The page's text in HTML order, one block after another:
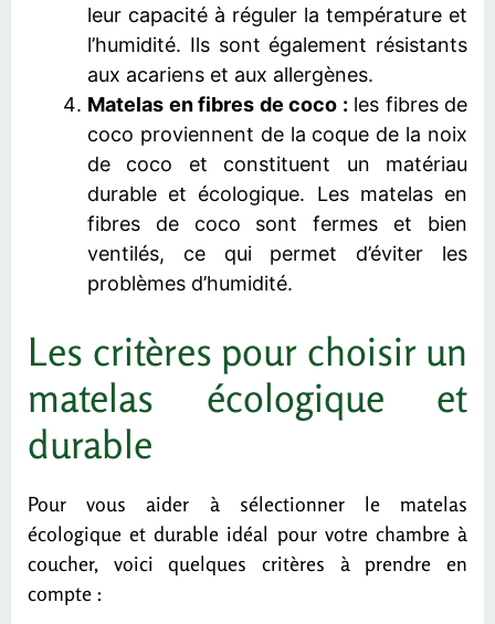
leur capacité à réguler la température et
l’humidité. Ils sont également résistants
aux acariens et aux allergènes.
Matelas en fibres de coco : les fibres de
coco proviennent de la coque de la noix
de coco et constituent un matériau
durable et écologique. Les matelas en
fibres de coco sont fermes et bien
ventilés, ce qui permet d’éviter les
problèmes d’humidité.
Les critères pour choisir un
matelas écologique et
durable
Pour vous aider à sélectionner le matelas
écologique et durable idéal pour votre chambre à
coucher, voici quelques critères à prendre en
compte :